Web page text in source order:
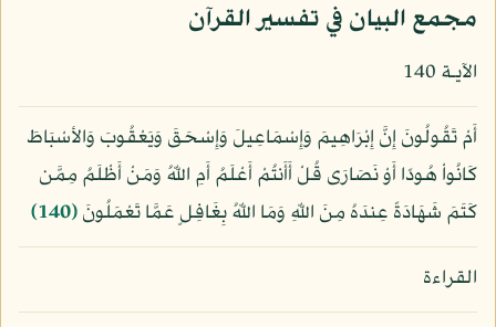
مجمع البيان في تفسير القرآن
الآيـة 140
أَمْ تَقُولُونَ إِنَّ إِبْرَاهِيمَ وَإِسْمَاعِيلَ وَإِسْحَقَ وَيَعْقُوبَ وَالأسْبَاطَ
كَانُواْ هُودًا أَوْ نَصَارَى قُلْ أَأَنتُمْ أَعْلَمُ أَمِ اللّهُ وَمَنْ أَظْلَمُ مِمَّن
كَتَمَ شَهَادَةً عِندَهُ مِنَ اللّهِ وَمَا اللّهُ بِغَافِلٍ عَمَّا تَعْمَلُونَ﴿140﴾
القراءة